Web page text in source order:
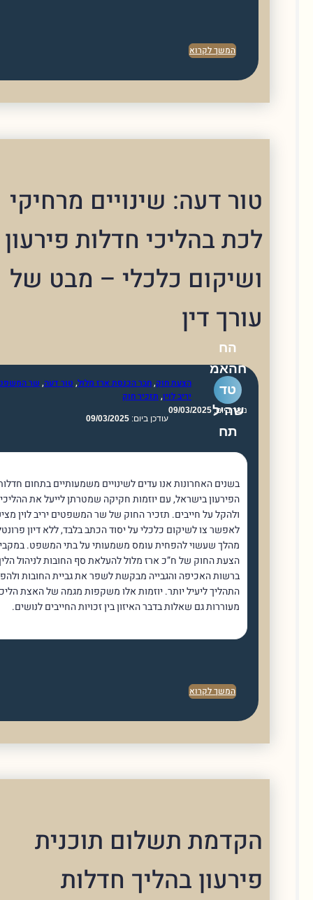
דעה: שינויים מרחיקי
בהליכי חדלות פירעון
כלכלי – מבט של
דין
הצעת חוק חבר הכנסת ארז מלול,טור דעה,שר המשפטים
יריב לוין,תזכיר חוק
09/03/2025
עודכן ביום:
09/03/2025
בשנים האחרונות אנו עדים לשינויים משמעותיים בתחום חדלות
הפירעון בישראל, עם יוזמות חקיקה שמטרתן לייעל את ההליכים
ולהקל על חייבים. תזכיר החוק של שר המשפטים יריב לוין מציע
לאפשר צו לשיקום כלכלי על יסוד הכתב בלבד, ללא דיון פרונטלי,
מהלך שעשוי להפחית עומס משמעותי על בתי המשפט. במקביל,
הצעת החוק של ח”כ ארז מלול להעלאת סף החובות לניהול הליך
ברשות האכיפה והגבייה מבקשת לשפר את גביית החובות ולהפוך את
התהליך ליעיל יותר. יוזמות אלו משקפות מגמה של האצת הליכים, אך
מעוררות גם שאלות בדבר האיזון בין זכויות החייבים לנושים.
תשלום תוכנית
בהליך חדלות